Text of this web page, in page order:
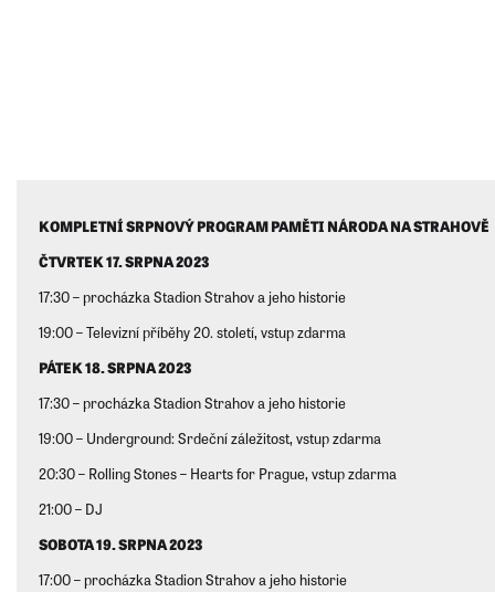
KOMPLETNÍ SRPNOVÝ PROGRAM PAMĚTI NÁRODA NA STRAHOVĚ
ČTVRTEK 17. SRPNA 2023
17:30 – procházka Stadion Strahov a jeho historie
19:00 – Televizní příběhy 20. století, vstup zdarma
PÁTEK 18. SRPNA 2023
17:30 – procházka Stadion Strahov a jeho historie
19:00 – Underground: Srdeční záležitost, vstup zdarma
20:30 – Rolling Stones – Hearts for Prague, vstup zdarma
21:00 – DJ
SOBOTA 19. SRPNA 2023
17:00 – procházka Stadion Strahov a jeho historie